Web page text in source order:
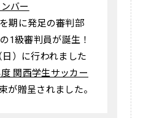
バー
期に発足の審判部
1級審判員が誕生！
）に行われました
度 関西学生サッカー
が贈呈されました。